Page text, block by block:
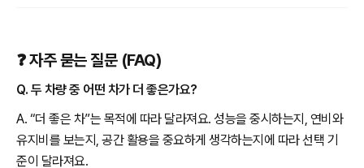
❓ 자주 묻는 질문 (FAQ)
Q. 두 차량 중 어떤 차가 더 좋은가요?
A. “더 좋은 차”는 목적에 따라 달라져요. 성능을 중시하는지, 연비와
유지비를 보는지, 공간 활용을 중요하게 생각하는지에 따라 선택 기
준이 달라져요.